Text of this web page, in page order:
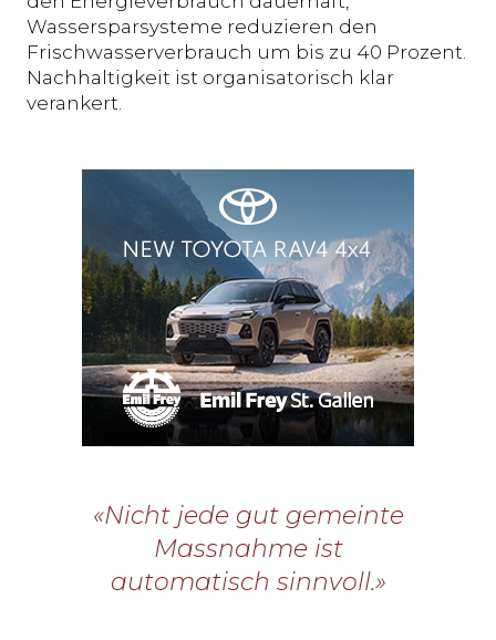
Wassersparsysteme reduzieren den
Frischwasserverbrauch um bis zu 40 Prozent.
Nachhaltigkeit ist organisatorisch klar
verankert.
«Nicht jede gut gemeinte
Massnahme ist
automatisch sinnvoll.»